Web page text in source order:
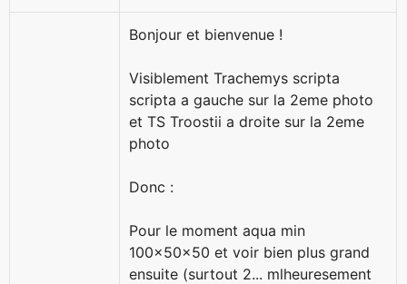
Bonjour et bienvenue !
Visiblement Trachemys scripta
scripta a gauche sur la 2eme photo
et TS Troostii a droite sur la 2eme
photo
Donc :
Pour le moment aqua min
100x50x50 et voir bien plus grand
ensuite (surtout 2... mlheuresement